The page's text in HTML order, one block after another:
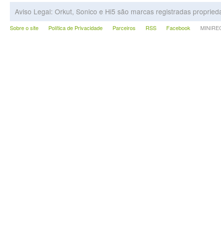
Aviso Legal: Orkut, Sonico e Hi5 são marcas registradas
Sobre o site Política de Privacidade Parceiros RSS Facebook